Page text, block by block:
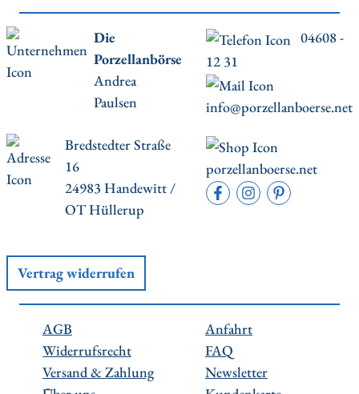
Die
Porzellanbörse
Andrea
Paulsen
04608 -
12 31
info@porzellanboerse.net
Bredstedter Straße
16
24983 Handewitt /
OT Hüllerup
porzellanboerse.net
Vertrag widerrufen
AGB
Widerrufsrecht
Versand & Zahlung
Anfahrt
FAQ
Newsletter